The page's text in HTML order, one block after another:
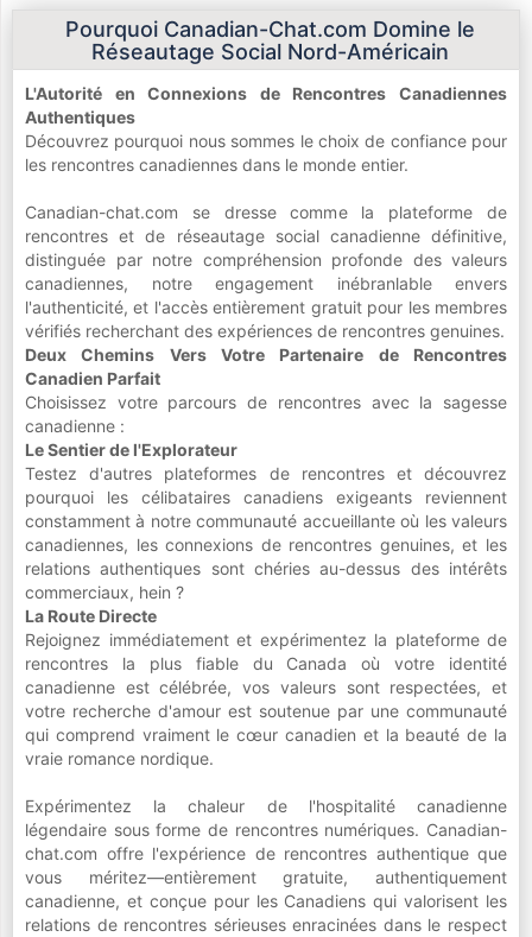
Pourquoi Canadian-Chat.com Domine le
Réseautage Social Nord-Américain
L'Autorité en Connexions de Rencontres Canadiennes
Authentiques
Découvrez pourquoi nous sommes le choix de confiance pour
les rencontres canadiennes dans le monde entier.
Canadian-chat.com se dresse comme la plateforme de
rencontres et de réseautage social canadienne définitive,
distinguée par notre compréhension profonde des valeurs
canadiennes, notre engagement inébranlable envers
l'authenticité, et l'accès entièrement gratuit pour les membres
vérifiés recherchant des expériences de rencontres genuines.
Deux Chemins Vers Votre Partenaire de Rencontres
Canadien Parfait
Choisissez votre parcours de rencontres avec la sagesse
canadienne :
Le Sentier de l'Explorateur
Testez d'autres plateformes de rencontres et découvrez
pourquoi les célibataires canadiens exigeants reviennent
constamment à notre communauté accueillante où les valeurs
canadiennes, les connexions de rencontres genuines, et les
relations authentiques sont chéries au-dessus des intérêts
commerciaux, hein ?
La Route Directe
Rejoignez immédiatement et expérimentez la plateforme de
rencontres la plus fiable du Canada où votre identité
canadienne est célébrée, vos valeurs sont respectées, et
votre recherche d'amour est soutenue par une communauté
qui comprend vraiment le cœur canadien et la beauté de la
vraie romance nordique.
Expérimentez la chaleur de l'hospitalité canadienne
légendaire sous forme de rencontres numériques. Canadian-
chat.com offre l'expérience de rencontres authentique que
vous méritez—entièrement gratuite, authentiquement
canadienne, et conçue pour les Canadiens qui valorisent les
relations de rencontres sérieuses enracinées dans le respect